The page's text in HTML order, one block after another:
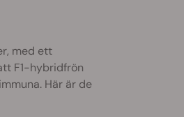
med ett
F1-hybridfrön
Här är de